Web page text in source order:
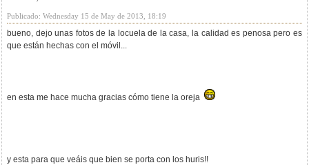
Publicado: Wednesday 15 de May de 2013, 18:19
bueno, dejo unas fotos de la locuela de la casa, la calidad es penosa pero es
que están hechas con el móvil...
en esta me hace mucha gracias cómo tiene la oreja
y esta para que veáis que bien se porta con los huris!!